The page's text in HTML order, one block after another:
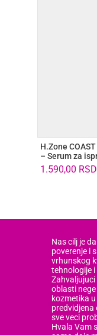
H.Zone
– Serum za
1.590,00 RSD
Nas cilj je
poverenje i
vrhunskog
tehnologije
oblasti
kozmetika
predvidjena
sve veci
Hvala Vam